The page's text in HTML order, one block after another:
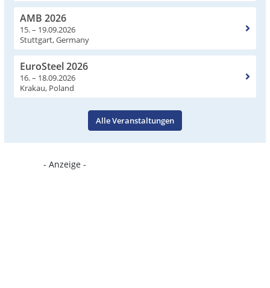
AMB 2026
15. – 19.09.2026
Stuttgart, Germany
EuroSteel 2026
16. – 18.09.2026
Krakau, Poland
Alle Veranstaltungen
- Anzeige -